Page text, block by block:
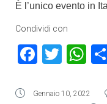
È l’unico evento in
Condividi con
Gennaio 10, 2022